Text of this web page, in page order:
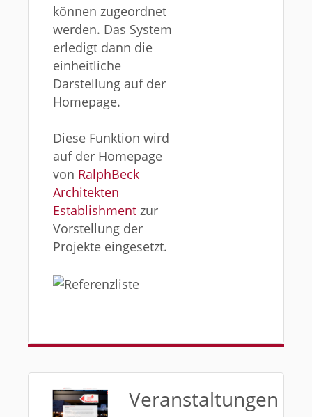
können zugeordnet
werden. Das System
erledigt dann die
einheitliche
Darstellung auf der
Homepage.
Diese Funktion wird
auf der Homepage
von RalphBeck
Architekten
Establishment zur
Vorstellung der
Projekte eingesetzt.
Veranstaltungen